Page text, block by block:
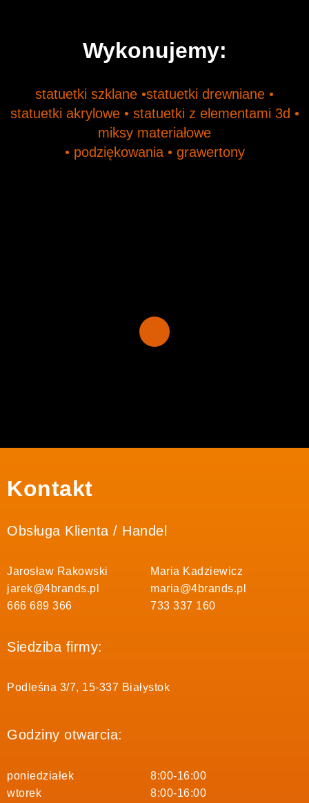
Wykonujemy:
statuetki szklane •statuetki drewniane •
statuetki akrylowe • statuetki z elementami 3d •
miksy materiałowe
• podziękowania • grawertony
Kontakt
Obsługa Klienta / Handel
Jarosław Rakowski
jarek@4brands.pl
666 689 366
Maria Kadziewicz
maria@4brands.pl
733 337 160
Siedziba firmy:
Podleśna 3/7, 15-337 Białystok
Godziny otwarcia:
poniedziałek
wtorek
8:00-16:00
8:00-16:00